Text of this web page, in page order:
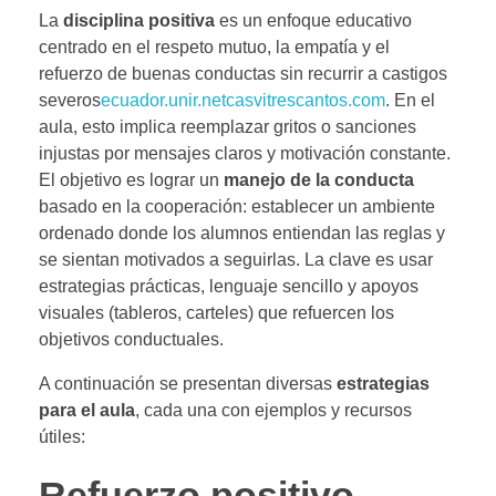
La disciplina positiva es un enfoque educativo
centrado en el respeto mutuo, la empatía y el
refuerzo de buenas conductas sin recurrir a castigos
severosecuador.unir.netcasvitrescantos.com. En el
aula, esto implica reemplazar gritos o sanciones
injustas por mensajes claros y motivación constante.
El objetivo es lograr un manejo de la conducta
basado en la cooperación: establecer un ambiente
ordenado donde los alumnos entiendan las reglas y
se sientan motivados a seguirlas. La clave es usar
estrategias prácticas, lenguaje sencillo y apoyos
visuales (tableros, carteles) que refuercen los
objetivos conductuales.
A continuación se presentan diversas estrategias
para el aula, cada una con ejemplos y recursos
útiles: